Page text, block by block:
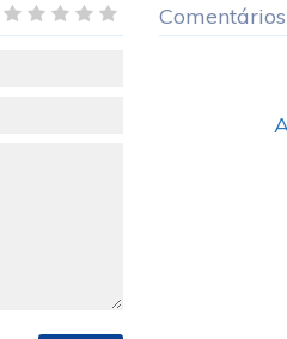
Comentários